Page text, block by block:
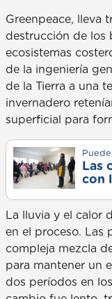
Greenpeace, lleva
destrucción de los
ecosistemas
de la ingeniería
de la Tierra a una
invernadero
superficial para
Las
con
La lluvia y el calor
en el proceso. Las
compleja mezcla
para mantener un
dos períodos en